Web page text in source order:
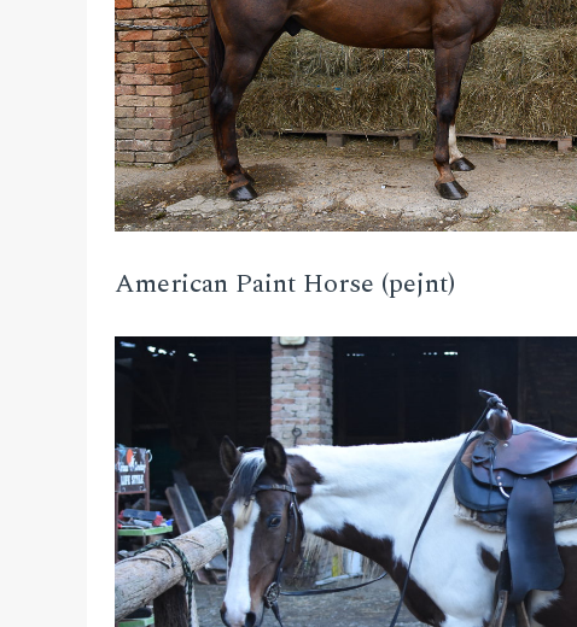
American Paint Horse (pejnt)